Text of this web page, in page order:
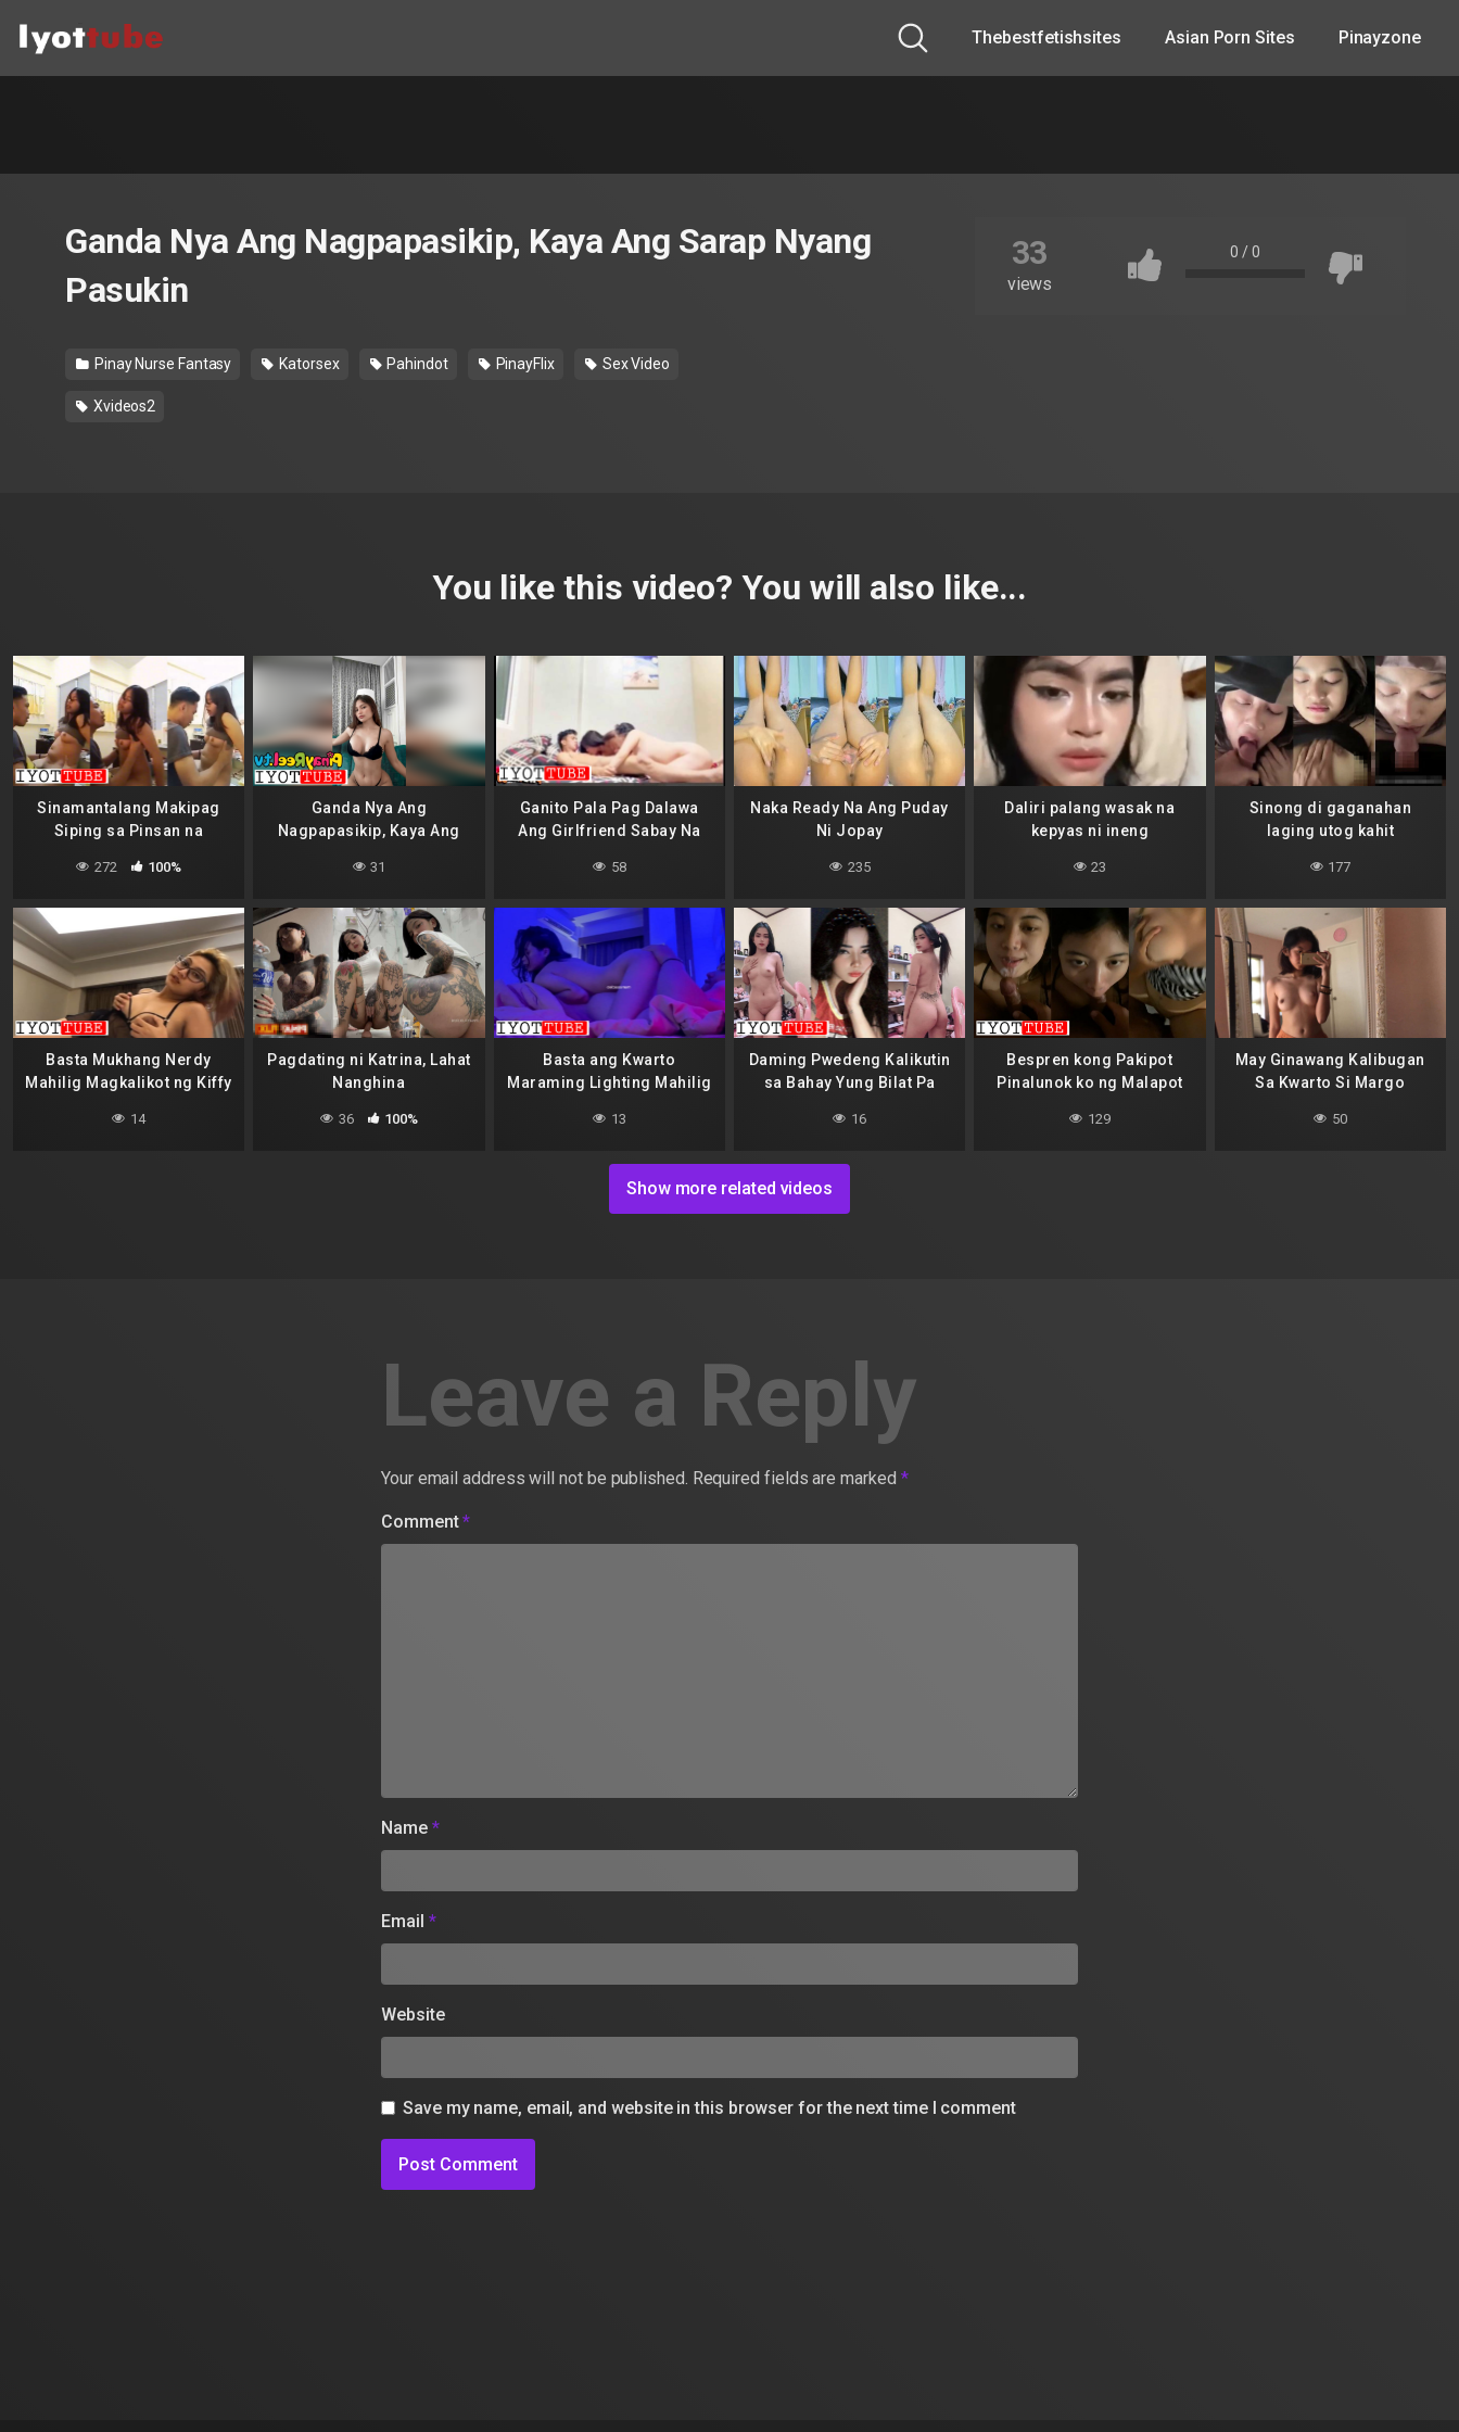
Thebestfetishsites Asian Porn Sites Pinayzone
Ganda Nya Ang Nagpapasikip, Kaya Ang Sarap Nyang
Pasukin
Pinay Nurse Fantasy Katorsex Pahindot PinayFlix Sex Video
Xvideos2
33
views
0 /0
You like this video? You will also like...
Sinamantalang Makipag
Siping sa Pinsan na
272 100%
Ganda Nya Ang
Nagpapasikip, Kaya Ang
31
Ganito Pala Pag Dalawa
Ang Girlfriend Sabay Na
58
Naka Ready Na Ang Puday
Ni Jopay
235
Daliri palang wasak na
kepyas ni ineng
23
Sinong di gaganahan
laging utog kahit
177
Basta Mukhang Nerdy
Mahilig Magkalikot ng Kiffy
14
Pagdating ni Katrina, Lahat
Nanghina
36 100%
Basta ang Kwarto
Maraming Lighting Mahilig
13
Daming Pwedeng Kalikutin
sa Bahay Yung Bilat Pa
Niya
16
Bespren kong Pakipot
Pinalunok ko ng Malapot
129
May Ginawang Kalibugan
Sa Kwarto Si Margo
50
Show more related videos
Leave a Reply
Your email address will not be published. Required fields are marked *
Comment*
Name *
Email *
Website
Save my name, email, and website in this browser for the next time I comment